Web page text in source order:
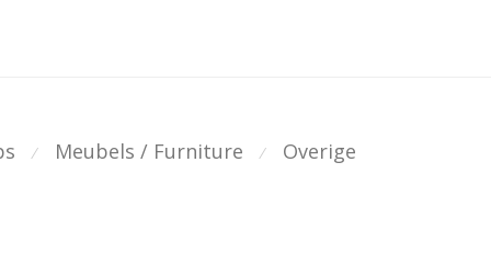
⁄ Meubels / Furniture ⁄ Overige